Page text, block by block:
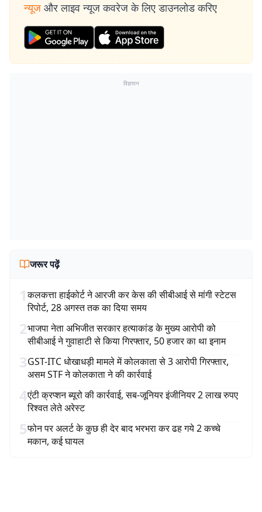
न्यूज और लाइव न्यूज कवरेज के लिए डाउनलोड करिए
विज्ञापन
जरूर पढ़ें
1कलकत्ता हाईकोर्ट ने आरजी कर केस की सीबीआई से मांगी स्टेटस
रिपोर्ट, 28 अगस्त तक का दिया समय
2भाजपा नेता अभिजीत सरकार हत्याकांड के मुख्य आरोपी को
सीबीआई ने गुवाहाटी से किया गिरफ्तार, 50 हजार का था इनाम
3GST-ITC धोखाधड़ी मामले में कोलकाता से 3 आरोपी गिरफ्तार,
असम STF ने कोलकाता ने की कार्रवाई
4एंटी क्रप्शन ब्यूरो की कार्रवाई, सब-जूनियर इंजीनियर 2 लाख रुपए
रिश्वत लेते अरेस्ट
5फोन पर अलर्ट के कुछ ही देर बाद भरभरा कर ढह गये 2 कच्चे
मकान, कई घायल